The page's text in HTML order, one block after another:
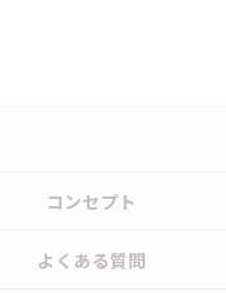
コンセプト
よくある質問